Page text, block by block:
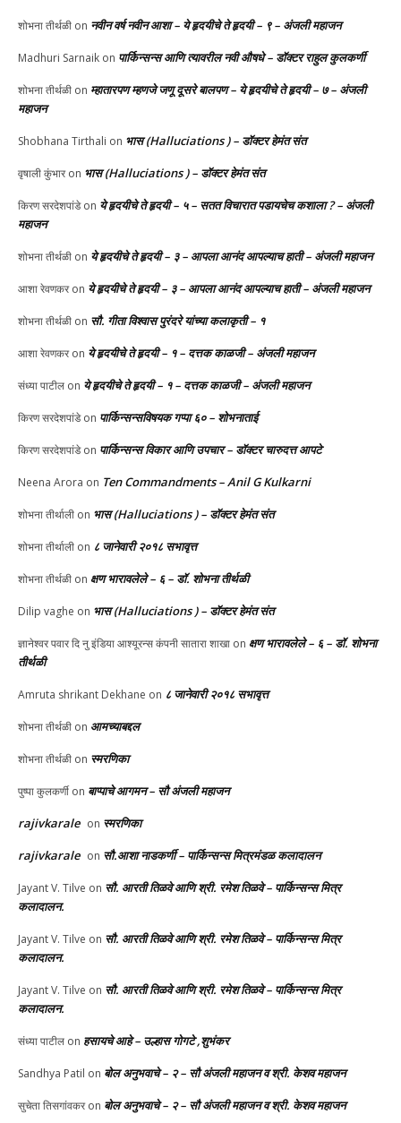
शोभना तीर्थळी on नवीन वर्ष नवीन आशा – ये हृदयीचे ते हृदयी – ९ – अंजली महाजन
Madhuri Sarnaik on पार्किन्सन्स आणि त्यावरील नवी औषधे – डॉक्टर राहुल कुलकर्णी
शोभना तीर्थळी on म्हातारपण म्हणजे जणू दूसरे बालपण – ये हृदयीचे ते हृदयी – ७ – अंजली
महाजन
Shobhana Tirthali on भास (Halluciations ) – डॉक्टर हेमंत संत
वृषाली कुंभारon भास (Halluciations ) – डॉक्टर हेमंत संत
किरण सरदेशपांडेon ये हृदयीचे ते हृदयी – ५ – सतत विचारात पडायचेच कशाला ? – अंजली
महाजन
शोभना तीर्थळी on ये हृदयीचे ते हृदयी – ३ – आपला आनंद आपल्याच हाती – अंजली महाजन
आशा रेवणकरon ये हृदयीचे ते हृदयी – ३ – आपला आनंद आपल्याच हाती – अंजली महाजन
शोभना तीर्थळी on सौ. गीता विश्वास पुरंदरे यांच्या कलाकृती – १
आशा रेवणकरon ये हृदयीचे ते हृदयी – १ – दत्तक काळजी – अंजली महाजन
संध्या पाटील on ये हृदयीचे ते हृदयी – १ – दत्तक काळजी – अंजली महाजन
किरण सरदेशपांडेon पार्किन्सन्सविषयक गप्पा ६० – शोभनाताई
किरण सरदेशपांडेon पार्किन्सन्स विकार आणि उपचार – डॉक्टर चारुदत्त आपटे
Neena Arora on Ten Commandments – Anil G Kulkarni
शोभना तीर्थाली on भास (Halluciations ) – डॉक्टर हेमंत संत
शोभना तीर्थाली on ८ जानेवारी २०१८ सभावृत्त
शोभना तीर्थळी on क्षण भारावलेले – ६ – डॉ. शोभना तीर्थळी
Dilip vaghe on भास (Halluciations ) – डॉक्टर हेमंत संत
ज्ञानेश्वर पवार दि नु इंडिया आश्यूरन्स कंपनी सातारा शाखा on क्षण भारावलेले – ६ – डॉ. शोभना
तीर्थळी
Amruta shrikant Dekhane on ८ जानेवारी २०१८ सभावृत्त
शोभना तीर्थळी on आमच्याबद्दल
शोभना तीर्थळी on स्मरणिका
पुष्पा कुलकर्णी on बाप्पाचे आगमन – सौ अंजली महाजन
rajivkarale on स्मरणिका
rajivkarale on सौ.आशा नाडकर्णी – पार्किन्सन्स मित्रमंडळ कलादालन
Jayant V. Tilve on सौ. आरती तिळवे आणि श्री. रमेश तिळवे – पार्किन्सन्स मित्र
कलादालन.
Jayant V. Tilve on सौ. आरती तिळवे आणि श्री. रमेश तिळवे – पार्किन्सन्स मित्र
कलादालन.
Jayant V. Tilve on सौ. आरती तिळवे आणि श्री. रमेश तिळवे – पार्किन्सन्स मित्र
कलादालन.
संध्या पाटील on हसायचे आहे – उल्हास गोगटे ,शुभंकर
Sandhya Patil on बोल अनुभवाचे – २ – सौ अंजली महाजन व श्री. केशव महाजन
सुचेता तिसगांवकरon बोल अनुभवाचे – २ – सौ अंजली महाजन व श्री. केशव महाजन